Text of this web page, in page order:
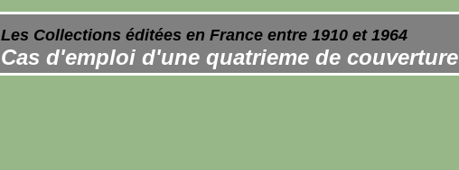
Les Collections éditées en France entre 1910 et 1964
Cas d'emploi d'une quatrieme de couverture